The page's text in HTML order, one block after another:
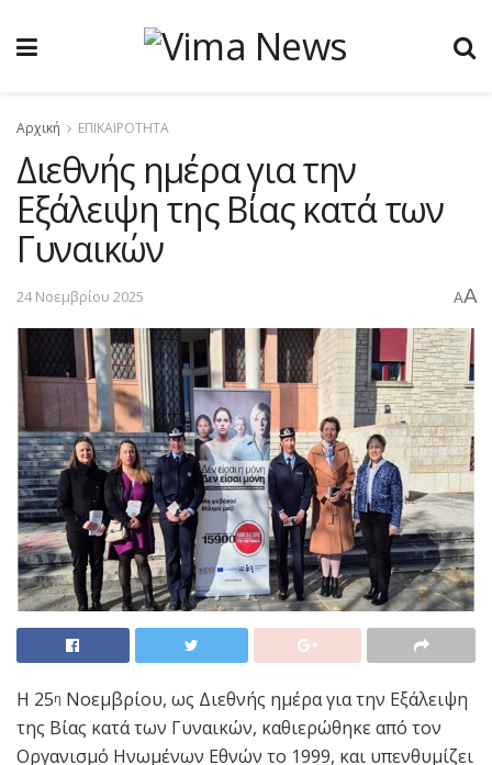
Αρχική ΕΠΙΚΑΙΡΟΤΗΤΑ
Διεθνής ημέρα για την
Εξάλειψη της Βίας κατά των
Γυναικών
24 Νοεμβρίου 2025 AA
Η 25η Νοεμβρίου, ως Διεθνής ημέρα για την Εξάλειψη
της Βίας κατά των Γυναικών, καθιερώθηκε από τον
Οργανισμό Ηνωμένων Εθνών το 1999, και υπενθυμίζει